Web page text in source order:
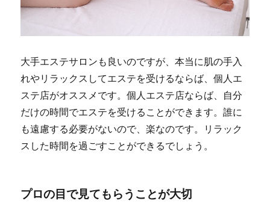
大手エステサロンも良いのですが、本当に肌の手入
れやリラックスしてエステを受けるならば、個人エ
ステ店がオススメです。個人エステ店ならば、自分
だけの時間でエステを受けることができます。誰に
も遠慮する必要がないので、楽なのです。リラック
スした時間を過ごすことができるでしょう。
プロの目で見てもらうことが大切